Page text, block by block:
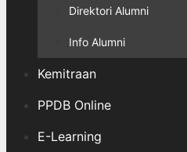
Direktori Alumni
Info Alumni
Kemitraan
PPDB Online
E-Learning